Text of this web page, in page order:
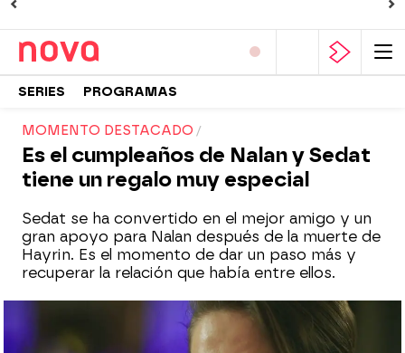
SERIES PROGRAMAS
MOMENTO DESTACADO
Es el cumpleaños de Nalan y Sedat
tiene un regalo muy especial
Sedat se ha convertido en el mejor amigo y un
gran apoyo para Nalan después de la muerte de
Hayrin. Es el momento de dar un paso más y
recuperar la relación que había entre ellos.